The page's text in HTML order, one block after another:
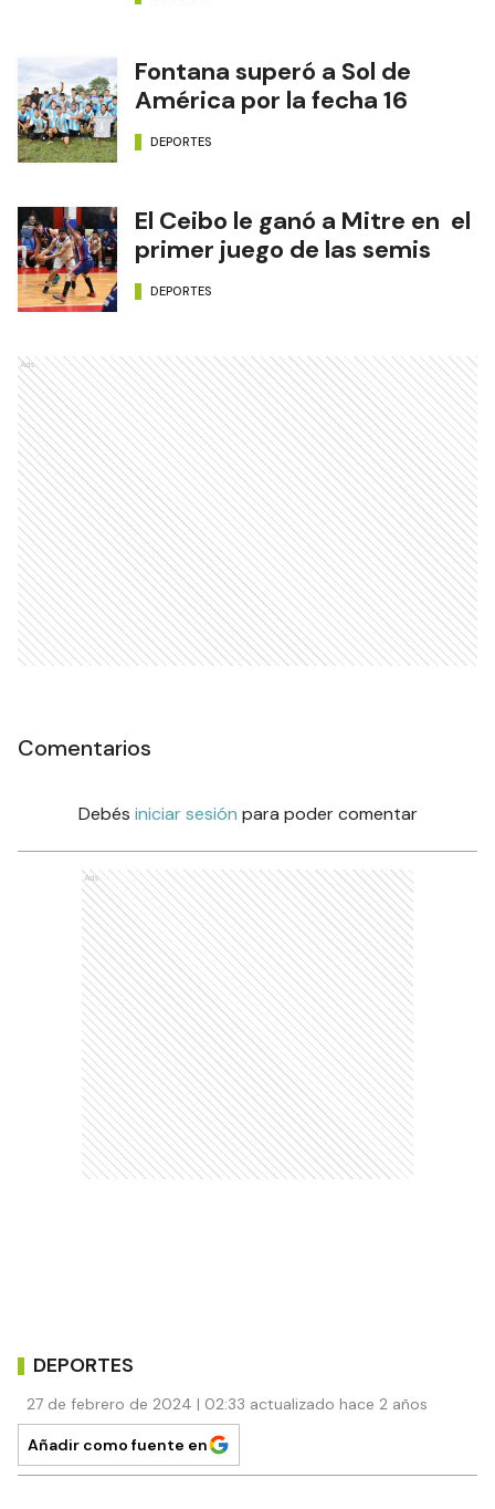
Fontana superó a Sol de
América por la fecha 16
DEPORTES
El Ceibo le ganó a Mitre en el
primer juego de las semis
DEPORTES
Ads
Comentarios
Debés iniciar sesión para poder comentar
Ads
DEPORTES
27 de febrero de 2024 | 02:33 actualizado hace 2 años
Añadir como fuente en